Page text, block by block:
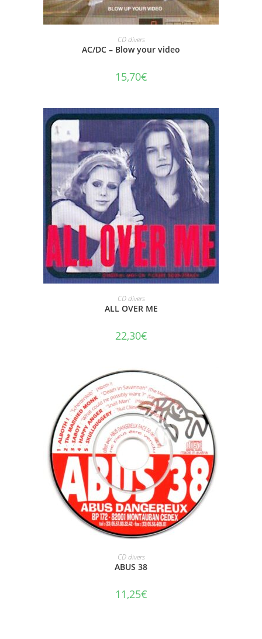
AJOUTER AU PANIER
CD divers
AC/DC – Blow your video
15,70€
AJOUTER AU PANIER
CD divers
ALL OVER ME
22,30€
AJOUTER AU PANIER
CD divers
ABUS 38
11,25€